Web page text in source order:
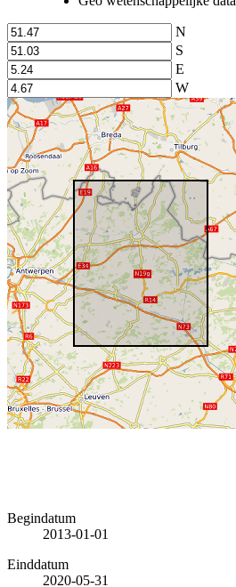
N
S
E
W
Begindatum
2013-01-01
Einddatum
2020-05-31